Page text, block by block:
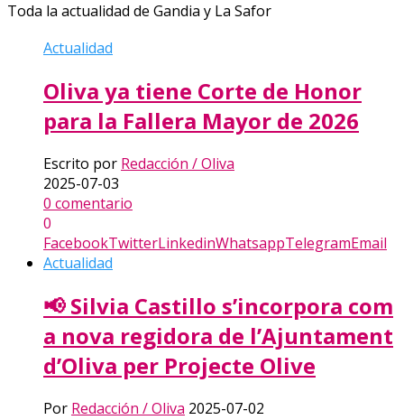
Toda la actualidad de Gandia y La Safor
Actualidad
Oliva ya tiene Corte de Honor
para la Fallera Mayor de 2026
Escrito por Redacción / Oliva
2025-07-03
0 comentario
0
FacebookTwitterLinkedinWhatsappTelegramEmail
Actualidad
📢 Silvia Castillo s’incorpora com
a nova regidora de l’Ajuntament
d’Oliva per Projecte Olive
Por Redacción / Oliva 2025-07-02